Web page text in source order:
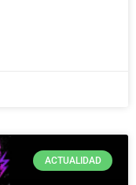
ACTUALIDAD